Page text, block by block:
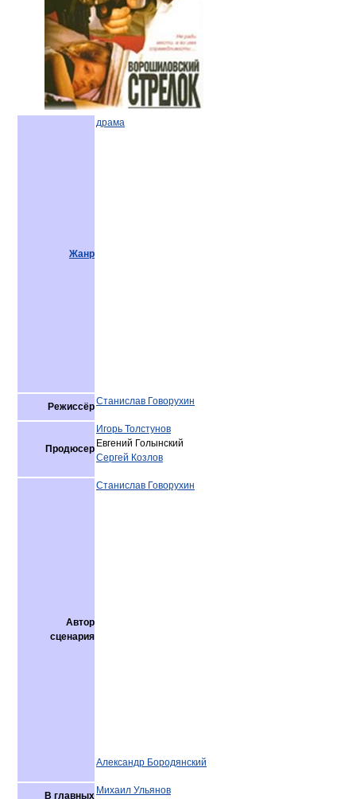
Жанр
драма
РежиссёрСтанислав Говорухин
Продюсер
Игорь Толстунов
Евгений Голынский
Сергей Козлов
Автор
сценария
Станислав Говорухин
Александр Бородянский
В главных Михаил Ульянов